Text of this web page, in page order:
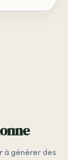
à générer des